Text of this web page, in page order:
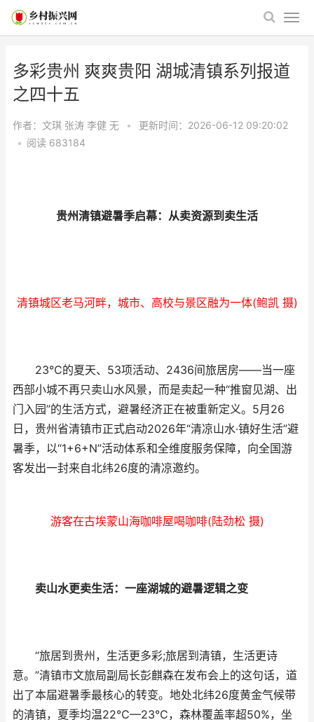
多彩贵州 爽爽贵阳 湖城清镇系列报道
之四十五
作者：文琪 张涛 李健 无 •
更新时间：2026-06-12 09:20:02
• 阅读 683184
贵州清镇避暑季启幕：从卖资源到卖生活
清镇城区老马河畔，城市、高校与景区融为一体(鲍凯 摄)
23℃的夏天、53项活动、2436间旅居房——当一座
西部小城不再只卖山水风景，而是卖起一种“推窗见湖、出
门入园”的生活方式，避暑经济正在被重新定义。5月26
日，贵州省清镇市正式启动2026年“清凉山水·镇好生活”避
暑季，以“1+6+N”活动体系和全维度服务保障，向全国游
客发出一封来自北纬26度的清凉邀约。
游客在古埃蒙山海咖啡屋喝咖啡(陆劲松 摄)
卖山水更卖生活：一座湖城的避暑逻辑之变
“旅居到贵州，生活更多彩;旅居到清镇，生活更诗
意。”清镇市文旅局副局长彭麒森在发布会上的这句话，道
出了本届避暑季最核心的转变。地处北纬26度黄金气候带
的清镇，夏季均温22℃—23℃，森林覆盖率超50%，坐